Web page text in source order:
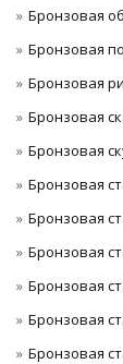
Бронзовая
Бронзовая
Бронзовая
Бронзовая
Бронзовая
Бронзовая
Бронзовая
Бронзовая
Бронзовая
Бронзовая
Бронзовая